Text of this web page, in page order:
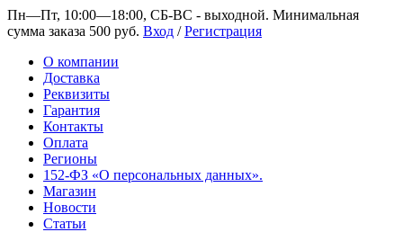
Пн—Пт, 10:00—18:00, СБ-ВС - выходной. Минимальная
сумма заказа 500 руб. Вход /Регистрация
О компании
Доставка
Реквизиты
Гарантия
Контакты
Оплата
Регионы
152-ФЗ «О персональных данных».
Магазин
Новости
Статьи